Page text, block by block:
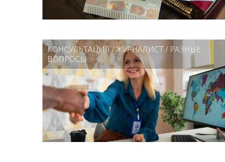
КОНСУЛЬТАЦИЯ/ЖУРНАЛИСТ/ РАЗНЫЕ
ВОПРОСЫ